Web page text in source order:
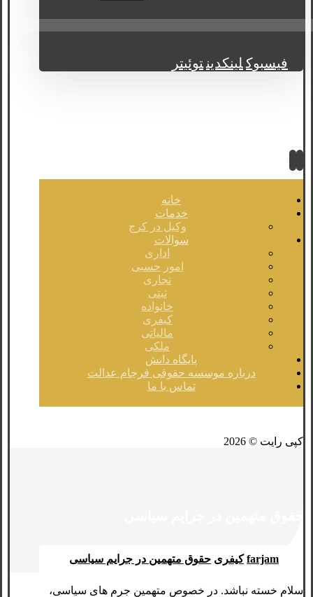
فیسبوکلینکدینتوئیتر
خانه
خدمات
وکیل در کرج
سوالات
اداری
امور حسبی
تجاری
ثبتی
خانواده
کیفری
مالیاتی
ملکی
پایگاه دانش
درباره موسسه حقوقی فرجام عدالت
تماس با ما
کپی رایت © 2026
farjam کیفری حقوق متهمین در جرایم سیاسی
سلام خسته نباشد. در خصوص متهمین جرم های سیاسی،